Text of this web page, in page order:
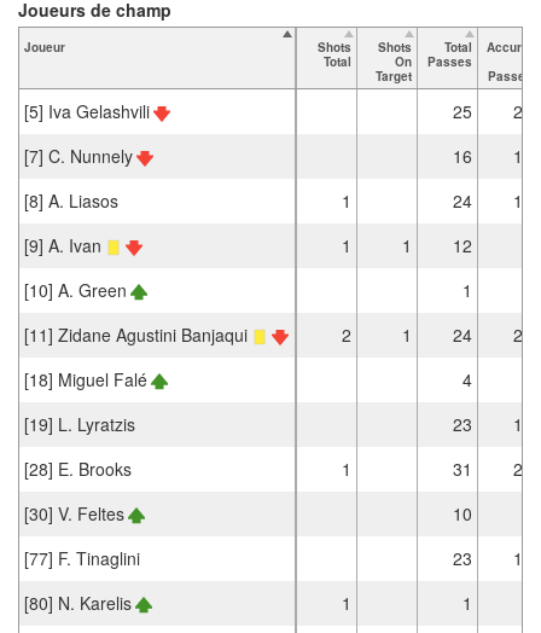
Joueur
Shots
Total
Shots
On
Target
Total
Passes
Accurat
Passes
[5] Iva Gelashvili 25
22
[7] C. Nunnely
16
15
[8] A. Liasos
1 24
19
[9] A. Ivan
1 1 12
[10] A. Green
1
[11] Zidane Agustini Banjaqui
2 1 24
21
[18] Miguel Falé
4
[19] L. Lyratzis
23
19
[28] E. Brooks
1 31
25
[30] V. Feltes
10
[77] F. Tinaglini
23
17
[80] N. Karelis
1
1
Joueurs de champ